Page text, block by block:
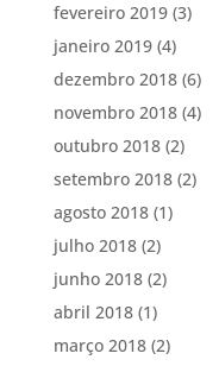
fevereiro 2019(3)
janeiro 2019(4)
dezembro 2018(6)
novembro 2018(4)
outubro 2018(2)
setembro 2018(2)
agosto 2018(1)
julho 2018(2)
junho 2018(2)
abril 2018(1)
março 2018(2)